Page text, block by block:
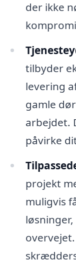
der ikke
tilbyder
levering
gamle
arbejdet.
påvirke
projekt
muligvis